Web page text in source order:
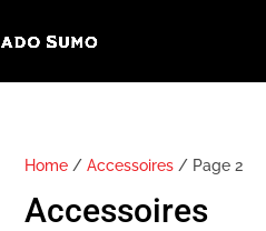
Home /Accessoires / Page 2
Accessoires